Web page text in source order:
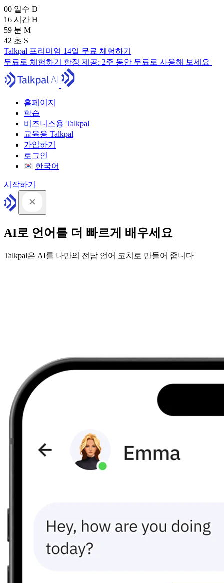
00 일수 D
16 시간 H
59 분 M
41 초 S
Talkpal 프리미엄 14일 무료 체험하기
무료로 체험하기 한정 제공: 2주 동안 무료로 사용해 보세요
홈페이지
학습
비즈니스용 Talkpal
교육용 Talkpal
가입하기
로그인
한국어
시작하기
AI로 언어를 더 빠르게 배우세요
Talkpal은 AI를 나만의 전담 언어 코치로 만들어 줍니다